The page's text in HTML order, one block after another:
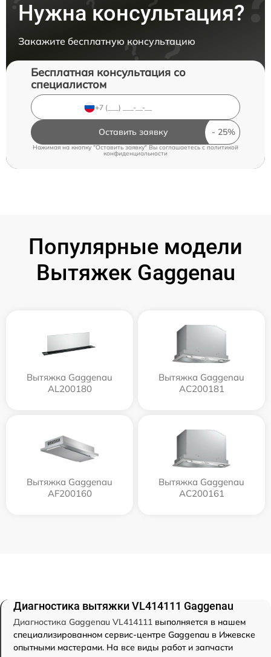
Нужна консультация?
Закажите бесплатную консультацию
Бесплатная консультация со
специалистом
Оставить заявку
Нажимая на кнопку "Оставить заявку" Вы соглашаетесь c политикой
конфиденциальности
Популярные модели
Вытяжек Gaggenau
Вытяжка Gaggenau
AL200180
Вытяжка Gaggenau
AC200181
Вытяжка Gaggenau
AF200160
Вытяжка Gaggenau
AC200161
Диагностика вытяжки VL414111 Gaggenau
Диагностика Gaggenau VL414111 выполняется в нашем
специализированном сервис-центре Gaggenau в Ижевске
опытными мастерами. На все виды работ и запчасти